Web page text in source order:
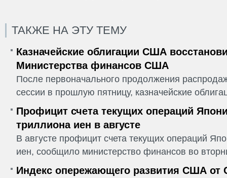
ТАКЖЕ НА ЭТУ ТЕМУ
Казначейские облигации США
Министерства финансов США
После первоначального продолжения
сессии в прошлую пятницу, казначейские
Профицит счета текущих операций
триллиона иен в августе
В августе профицит счета текущих операций
иен, сообщило министерство финансов во
Индекс опережающего развития США от